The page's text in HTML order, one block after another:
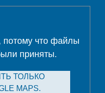
потому что файлы
приняты.
ТОЛЬКО
MAPS.